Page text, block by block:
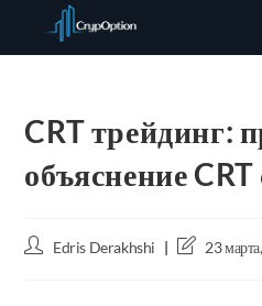
CRT трейдинг:
объяснение
АвторEdris Derakhshi
Запись
23